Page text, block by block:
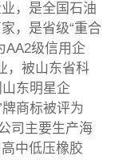
，是全国石油
，是省级“重合
AA2级信用企
，被山东省科
山东明星企
商标被评为
司主要生产海
中低压橡胶